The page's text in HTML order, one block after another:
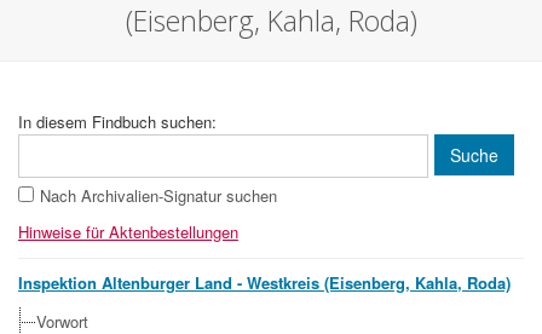
(Eisenberg, Kahla, Roda)
In diesem Findbuch suchen:
Nach Archivalien-Signatur suchen
Hinweise für Aktenbestellungen
Inspektion Altenburger Land - Westkreis (Eisenberg, Kahla, Roda)
Vorwort